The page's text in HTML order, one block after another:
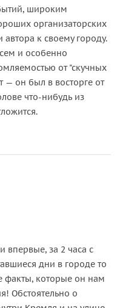
широким
организаторских
к своему городу.
и особенно
от "скучных
— он был в восторге от
что-нибудь из
впервые, за 2 часа с
дни в городе то
факты, которые он нам
Обстоятельно о